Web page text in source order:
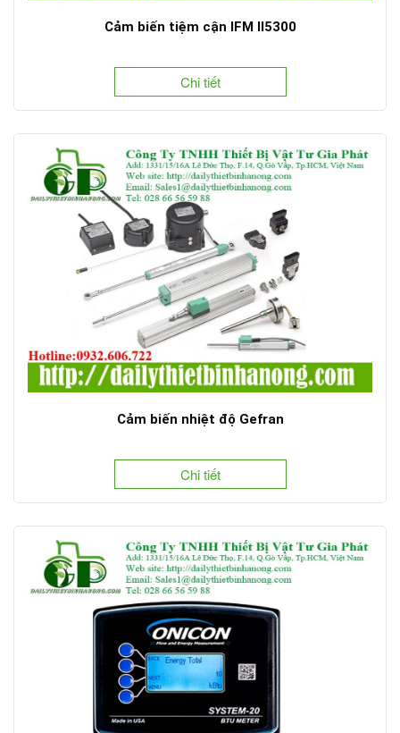
Cảm biến tiệm cận IFM II5300
Chi tiết
Cảm biến nhiệt độ Gefran
Chi tiết